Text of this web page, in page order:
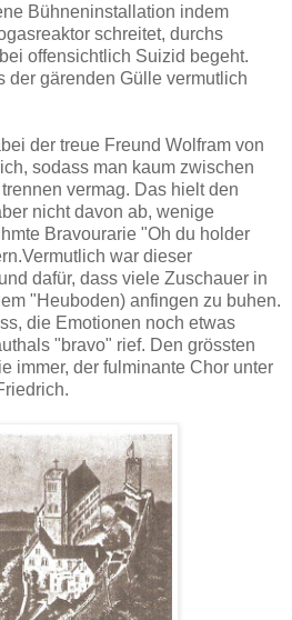
Bühneninstallation indem
schreitet, durchs
offensichtlich Suizid begeht.
der gärenden Gülle vermutlich
der treue Freund Wolfram von
sodass man kaum zwischen
vermag. Das hielt den
nicht davon ab, wenige
Bravourarie "Oh du holder
war dieser
dafür, dass viele Zuschauer in
"Heuboden) anfingen zu buhen.
die Emotionen noch etwas
"bravo" rief. Den grössten
immer, der fulminante Chor unter